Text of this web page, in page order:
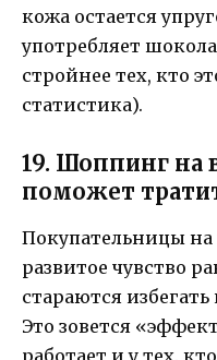
кожа остается
употребляет
стройнее тех, кто
статистика).
19. Шоппинг на
поможет
Покупательницы
развитое чувство
стараются
Это зовется